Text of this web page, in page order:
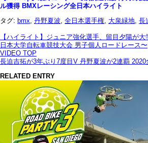
ル獲得 BMXレーシング全日本ハイライト
タグ: bmx, 丹野夏波, 全日本選手権, 大泉緑地, 長
【ハイライト】ジュニア強化選手、留目夕陽が
日本大学自転車競技大会 男子個人ロードレース〜
VIDEO TOP
長迫吉拓が3年ぶり7度目V 丹野夏波が2連覇
RELATED ENTRY